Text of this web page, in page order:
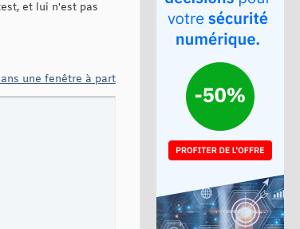
et lui n'est pas
une fenêtre à part